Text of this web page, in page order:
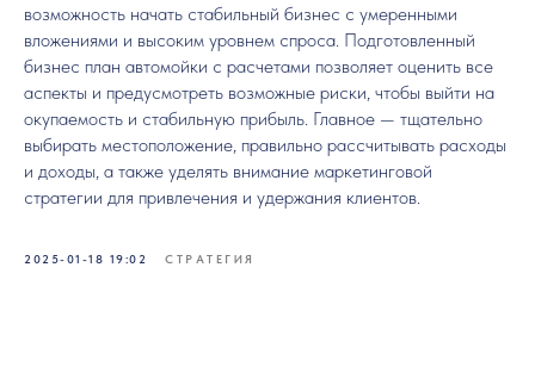
возможность начать стабильный бизнес с умеренными
вложениями и высоким уровнем спроса. Подготовленный
бизнес план автомойки с расчетами позволяет оценить все
аспекты и предусмотреть возможные риски, чтобы выйти на
окупаемость и стабильную прибыль. Главное — тщательно
выбирать местоположение, правильно рассчитывать расходы
и доходы, а также уделять внимание маркетинговой
стратегии для привлечения и удержания клиентов.
2025-01-18 19:02 СТРАТЕГИЯ